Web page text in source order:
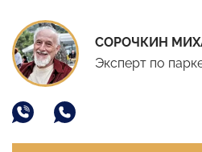
СОРОЧКИН
Эксперт по